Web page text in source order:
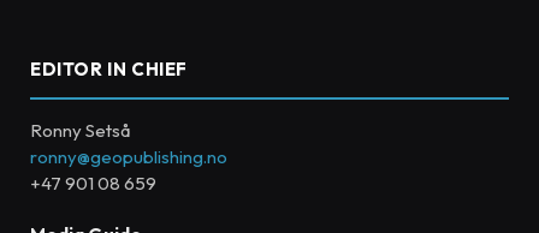
EDITOR IN CHIEF
Ronny Setså
ronny@geopublishing.no
+47 901 08 659